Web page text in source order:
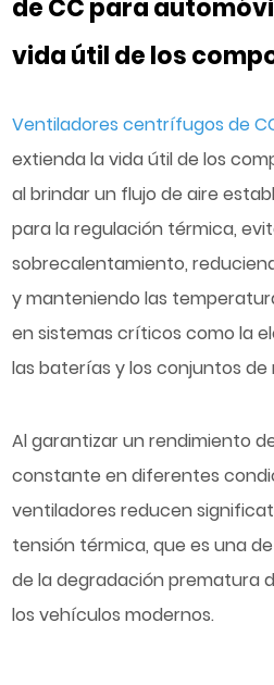
de CC para
vida útil de los
Ventiladores centrífugos de
extienda la vida útil de los
al brindar un flujo de aire
para la regulación térmica,
sobrecalentamiento,
y manteniendo las
en sistemas críticos como la
las baterías y los conjuntos de
Al garantizar un rendimiento
constante en diferentes
ventiladores reducen
tensión térmica, que es una
de la degradación prematura
los vehículos modernos.